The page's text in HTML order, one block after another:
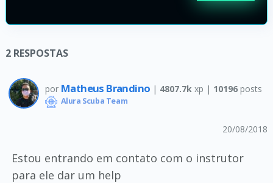
2 RESPOSTAS
por Matheus Brandino | 4807.7k xp | 10196posts
Alura Scuba Team
20/08/2018
Estou entrando em contato com o instrutor
para ele dar um help